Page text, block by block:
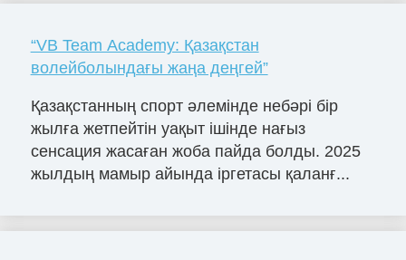
“VB Team Academy: Қазақстан
волейболындағы жаңа деңгей”
Қазақстанның спорт әлемінде небәрі бір
жылға жетпейтін уақыт ішінде нағыз
сенсация жасаған жоба пайда болды. 2025
жылдың мамыр айында іргетасы қаланғ...